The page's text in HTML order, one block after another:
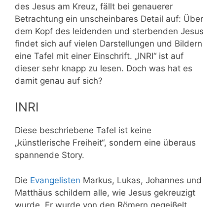
des Jesus am Kreuz, fällt bei genauerer
Betrachtung ein unscheinbares Detail auf: Über
dem Kopf des leidenden und sterbenden Jesus
findet sich auf vielen Darstellungen und Bildern
eine Tafel mit einer Einschrift. „INRI“ ist auf
dieser sehr knapp zu lesen. Doch was hat es
damit genau auf sich?
INRI
Diese beschriebene Tafel ist keine
„künstlerische Freiheit“, sondern eine überaus
spannende Story.
Die Evangelisten Markus, Lukas, Johannes und
Matthäus schildern alle, wie Jesus gekreuzigt
wurde. Er wurde von den Römern gegeißelt,